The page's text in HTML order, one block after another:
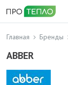
Главная Бренды
ABBER